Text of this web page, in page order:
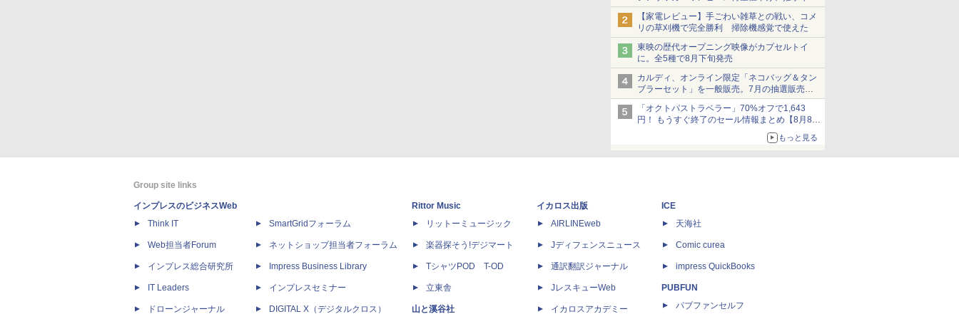
ショーツは1990円に
【家電レビュー】手ごわい雑草との戦い、コメ
リの草刈機で完全勝利 掃除機感覚で使えた
東映の歴代オープニング映像がカプセルトイ
に。全5種で8月下旬発売
カルディ、オンライン限定「ネコバッグ＆タン
ブラーセット」を一般販売。7月の抽選販売の
当選無効分
「オクトパストラベラー」70%オフで1,643
円！ もうすぐ終了のセール情報まとめ【8月8日
ニンテンドーeショップでは「大神 絶景版」が
もっと見る
Group site links
インプレスのビジネスWeb
Think IT
Web担当者Forum
インプレス総合研究所
IT Leaders
ドローンジャーナル
SmartGridフォーラム
ネットショップ担当者フォーラム
Impress Business Library
インプレスセミナー
DIGITAL X（デジタルクロス）
Rittor Music
リットーミュージック
楽器探そう!デジマート
TシャツPOD T-OD
立東舎
山と溪谷社
イカロス出版
AIRLINEweb
Jディフェンスニュース
通訳翻訳ジャーナル
JレスキューWeb
イカロスアカデミー
ICE
天海社
Comic curea
impress QuickBooks
PUBFUN
パブファンセルフ